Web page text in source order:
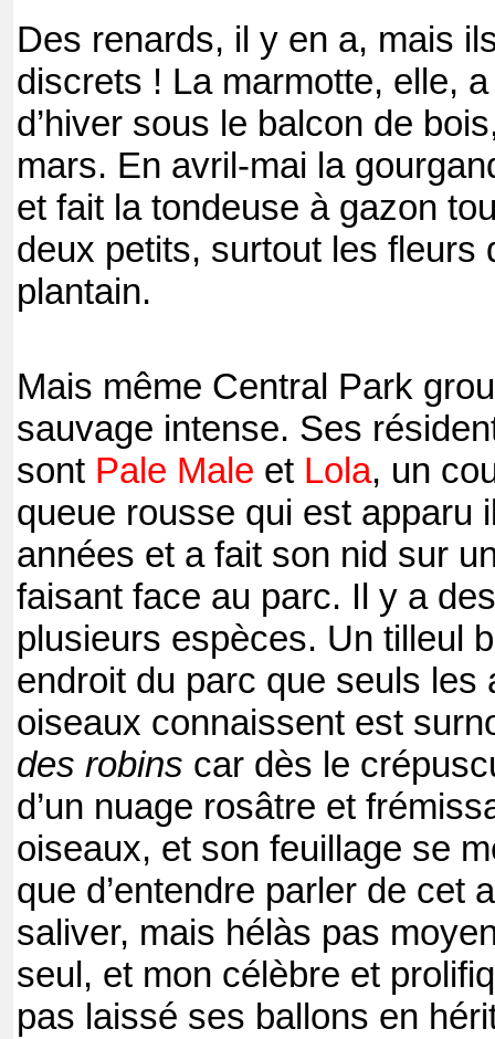
Des renards, il y en a, mais
discrets ! La marmotte, elle,
d’hiver sous le balcon de
mars. En avril-mai la
et fait la tondeuse à gazon
deux petits, surtout les fleurs
plantain.
Mais même Central Park
sauvage intense. Ses
sont Pale Male et Lola, un
queue rousse qui est apparu
années et a fait son nid sur
faisant face au parc. Il y a
plusieurs espèces. Un tilleul
endroit du parc que seuls les
oiseaux connaissent est
des robins car dès le
d’un nuage rosâtre et
oiseaux, et son feuillage se
que d’entendre parler de cet
saliver, mais hélàs pas
seul, et mon célèbre et
pas laissé ses ballons en